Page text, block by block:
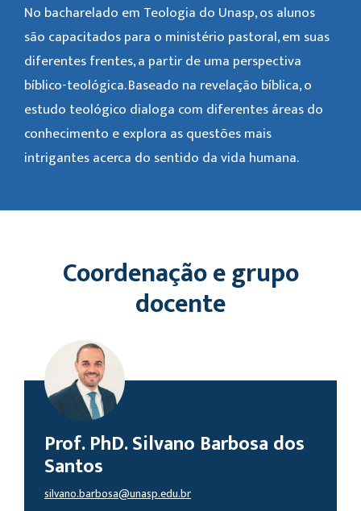
No bacharelado em Teologia do Unasp, os alunos
são capacitados para o ministério pastoral, em suas
diferentes frentes, a partir de uma perspectiva
bíblico-teológica. Baseado na revelação bíblica, o
estudo teológico dialoga com diferentes áreas do
conhecimento e explora as questões mais
intrigantes acerca do sentido da vida humana.
Coordenação e grupo
docente
Prof. PhD. Silvano Barbosa dos
Santos
silvano.barbosa@unasp.edu.br